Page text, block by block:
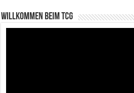
Willkommen beim TCG